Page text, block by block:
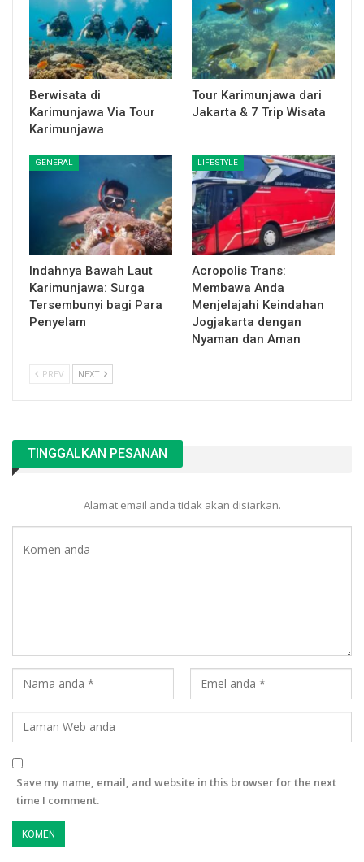
Berwisata di
Karimunjawa Via Tour
Karimunjawa
Tour Karimunjawa dari
Jakarta & 7 Trip Wisata
GENERAL
Indahnya Bawah Laut
Karimunjawa: Surga
Tersembunyi bagi Para
Penyelam
LIFESTYLE
Acropolis Trans:
Membawa Anda
Menjelajahi Keindahan
Jogjakarta dengan
Nyaman dan Aman
PREV NEXT
TINGGALKAN PESANAN
Alamat email anda tidak akan disiarkan.
Save my name, email, and website in this browser for the next
time I comment.